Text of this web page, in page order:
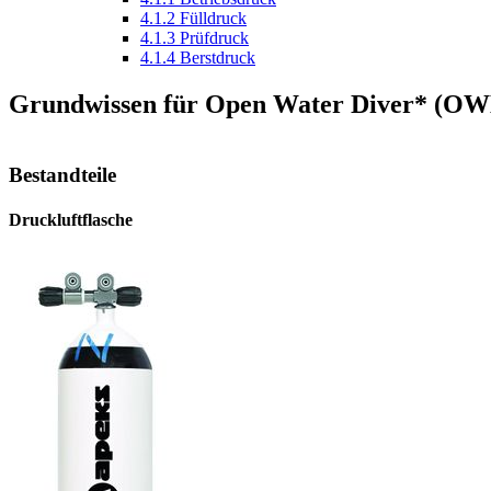
4.1.2 Fülldruck
4.1.3 Prüfdruck
4.1.4 Berstdruck
Grundwissen für Open Water Diver*
Bestandteile
Druckluftflasche